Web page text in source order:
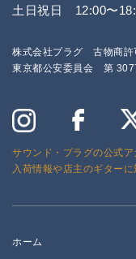
土日祝日 12:00〜
株式会社プラグ 古物商許
東京都公安委員会 第
サウンド・プラグの公式ア
入荷情報や店主のギター
ホーム